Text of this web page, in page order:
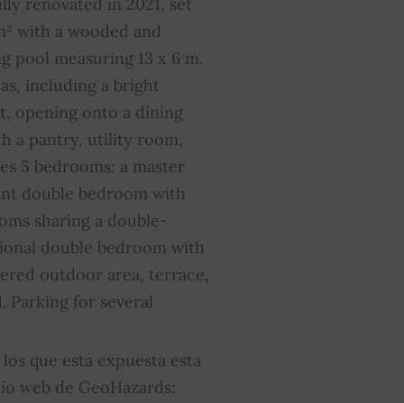
exterior
media de los gastos
with a wooded and
pool measuring 13 x 6 m.
including a bright
opening onto a dining
a pantry, utility room,
5 bedrooms: a master
double bedroom with
sharing a double-
double bedroom with
outdoor area, terrace,
Parking for several
que está expuesta esta
web de GeoHazards: